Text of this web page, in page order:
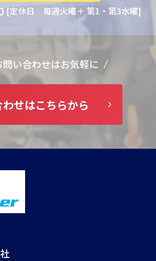
[定休日 毎週火曜＋ 第1・第3水曜]
い合わせはお気軽に
せはこちらから